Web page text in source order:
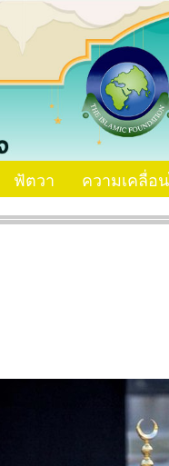
ฟัตวา ความเคลื่อ